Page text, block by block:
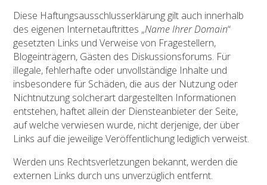
Diese Haftungsausschlusserklärung gilt auch innerhalb
des eigenen Internetauftrittes „Name Ihrer Domain“
gesetzten Links und Verweise von Fragestellern,
Blogeinträgern, Gästen des Diskussionsforums. Für
illegale, fehlerhafte oder unvollständige Inhalte und
insbesondere für Schäden, die aus der Nutzung oder
Nichtnutzung solcherart dargestellten Informationen
entstehen, haftet allein der Diensteanbieter der Seite,
auf welche verwiesen wurde, nicht derjenige, der über
Links auf die jeweilige Veröffentlichung lediglich verweist.
Werden uns Rechtsverletzungen bekannt, werden die
externen Links durch uns unverzüglich entfernt.